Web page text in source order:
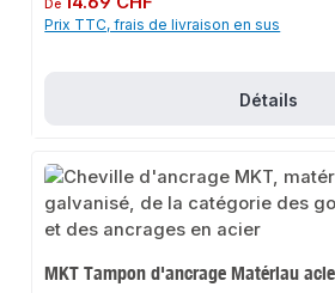
De
Prix TTC, frais de livraison en sus
Détails
MKT Tampon d'ancrage Matériau